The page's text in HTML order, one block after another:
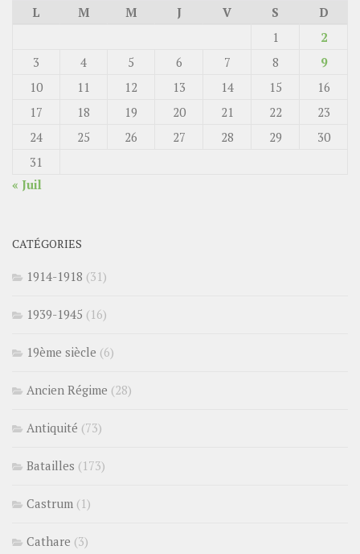
L
M M J V S
D
1
2
3
4 5 6 7 8
9
10
11 12 13 14 15
16
17
18 19 20 21 22
23
24
25 26 27 28 29
30
31
« Juil
CATÉGORIES
1914-1918 (31)
1939-1945 (16)
19ème siècle (6)
Ancien Régime (28)
Antiquité (73)
Batailles (173)
Castrum (1)
Cathare (3)